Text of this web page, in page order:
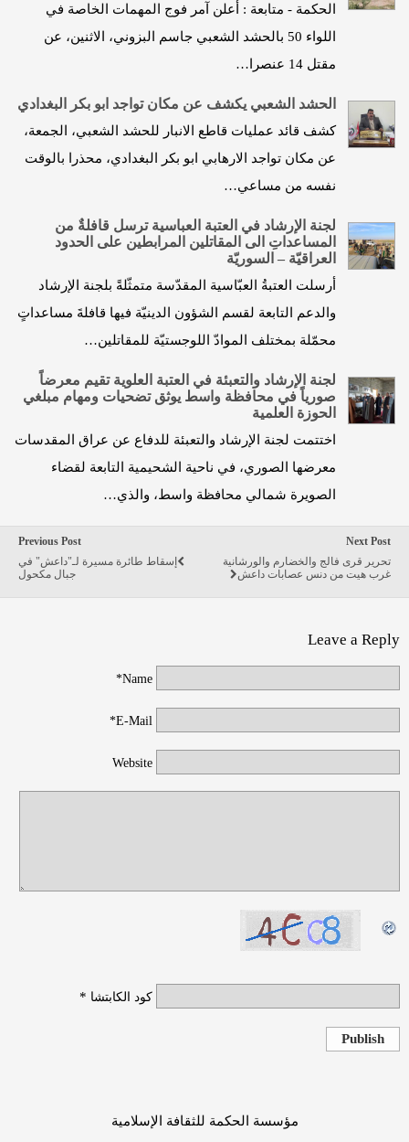
الحكمة - متابعة : أعلن آمر فوج المهمات الخاصة في
اللواء 50 بالحشد الشعبي جاسم البزوني، الاثنين، عن
مقتل 14 عنصرا…
الحشد الشعبي يكشف عن مكان تواجد ابو بكر البغدادي
كشف قائد عمليات قاطع الانبار للحشد الشعبي، الجمعة،
عن مكان تواجد الارهابي ابو بكر البغدادي، محذرا بالوقت
نفسه من مساعي…
لجنة الإرشاد في العتبة العباسية ترسل قافلةٌ من
المساعداتِ الى المقاتلين المرابطين على الحدود
العراقيّة – السوريّة
أرسلت العتبةُ العبّاسية المقدّسة متمثّلةً بلجنة الإرشاد
والدعم التابعة لقسم الشؤون الدينيّة فيها قافلةَ مساعداتٍ
محمّلة بمختلف الموادّ اللوجستيّة للمقاتلين…
لجنة الإرشاد والتعبئة في العتبة العلوية تقيم معرضاً
صورياً في محافظة واسط يوثق تضحيات ومهام مبلغي
الحوزة العلمية
اختتمت لجنة الإرشاد والتعبئة للدفاع عن عراق المقدسات
معرضها الصوري، في ناحية الشحيمية التابعة لقضاء
الصويرة شمالي محافظة واسط، والذي…
Previous Post
إسقاط طائرة مسيرة لـ"داعش" في
جبال مكحول
Next Post
تحرير قرى فالج والخضارم والورشانية
غرب هيت من دنس عصابات داعش
Leave a Reply
Name*
E-Mail*
Website
كود الكابتشا *
Publish
مؤسسة الحكمة للثقافة الإسلامية